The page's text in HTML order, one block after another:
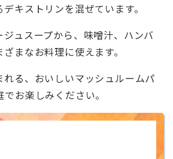
キストリンを混ぜています。
ュスープから、味噌汁、ハンバ
まなお料理に使えます。
れる、おいしいマッシュルームパ
お楽しみください。